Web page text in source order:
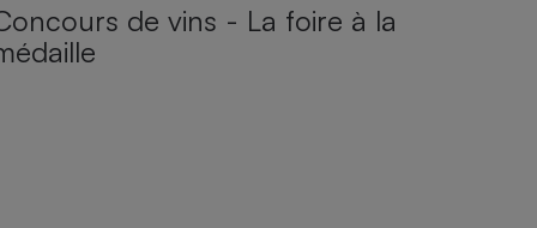
de vins - La foire à la